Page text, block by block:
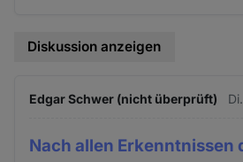
Diskussion anzeigen
Edgar Schwer (nicht überprüft)
Nach allen Erkenntnissen